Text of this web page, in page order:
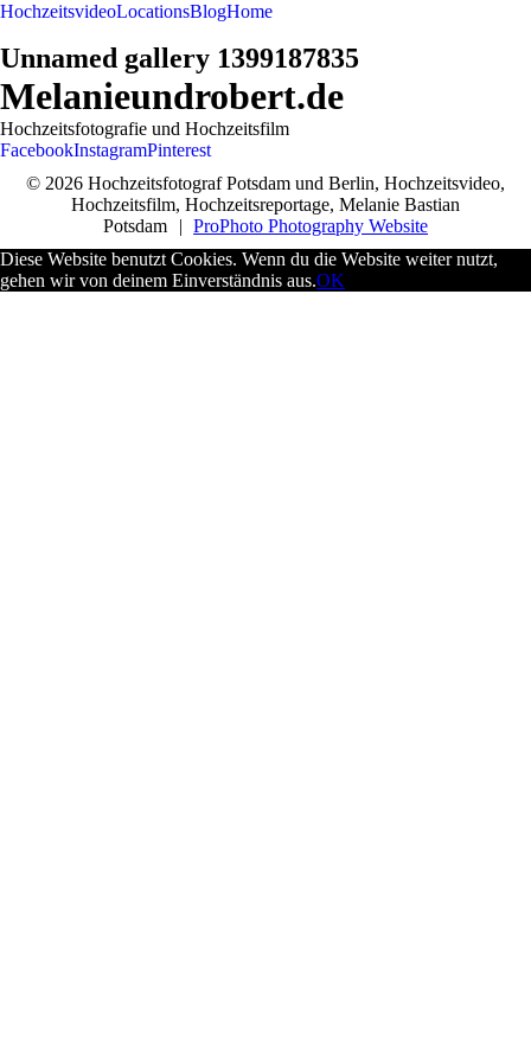
HochzeitsvideoLocationsBlogHome
Unnamed gallery 1399187835
Melanieundrobert.de
Hochzeitsfotografie und Hochzeitsfilm
FacebookInstagramPinterest
© 2026 Hochzeitsfotograf Potsdam und Berlin, Hochzeitsvideo,
Hochzeitsfilm, Hochzeitsreportage, Melanie Bastian
Potsdam
| ProPhoto Photography Website
Diese Website benutzt Cookies. Wenn du die Website weiter nutzt,
gehen wir von deinem Einverständnis aus.OK